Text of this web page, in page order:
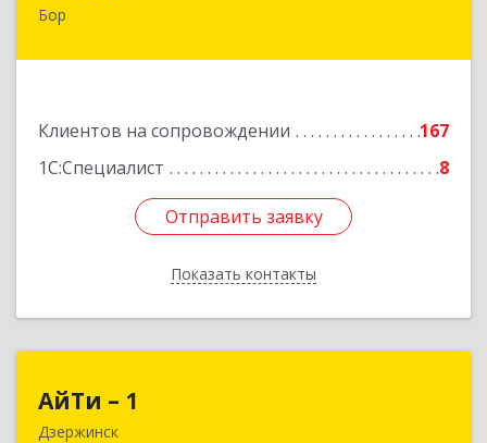
Бор
Клиентов на сопровождении
167
1С:Специалист
8
Отправить заявку
Показать контакты
Отправить заявку
Назад
АйТи – 1
Дзержинск606015, Нижегородская обл, Дзержинск г,